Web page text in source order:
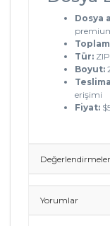
Dosya
Tür:
Boyut:
erişimi
Fiyat:
Değerlendirmeler
Yorumlar